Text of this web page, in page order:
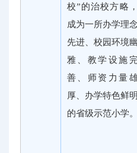
校”的治校方略，
成为一所办学理念
先进、校园环境幽
雅、教学设施
善、师资力量
厚、办学特色鲜明
的省级示范小学。